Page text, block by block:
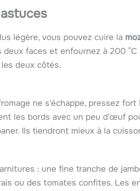
légère, vous pouvez cuire la
deux faces et enfournez à 200
deux côtés.
ne s’échappe, pressez
les bords avec un peu d’œuf
Ils tiendront mieux à la
: une fine tranche de
ou des tomates confites. Les